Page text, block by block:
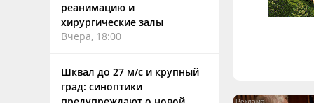
реанимацию и
хирургические залы
Вчера, 18:00
Шквал до 27 м/с и крупный
град: синоптики